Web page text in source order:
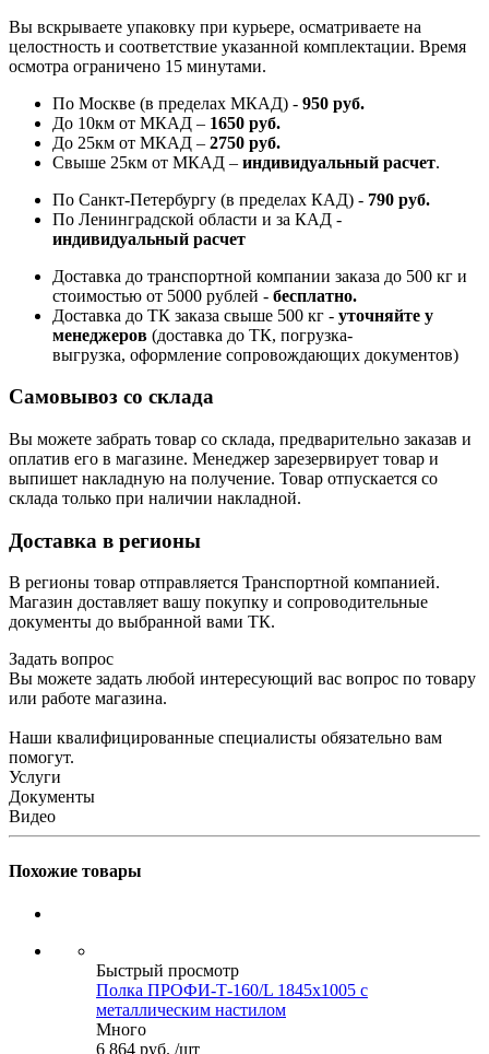
Вы вскрываете упаковку при курьере, осматриваете на
целостность и соответствие указанной комплектации. Время
осмотра ограничено 15 минутами.
По Москве (в пределах МКАД) - 950 руб.
До 10км от МКАД – 1650 руб.
До 25км от МКАД – 2750 руб.
Свыше 25км от МКАД – индивидуальный расчет.
По Санкт-Петербургу (в пределах КАД) - 790 руб.
По Ленинградской области и за КАД -
индивидуальный расчет
Доставка до транспортной компании заказа до 500 кг и
стоимостью от 5000 рублей - бесплатно.
Доставка до ТК заказа свыше 500 кг - уточняйте у
менеджеров (доставка до ТК, погрузка-
выгрузка, оформление сопровождающих документов)
Самовывоз со склада
Вы можете забрать товар со склада, предварительно заказав и
оплатив его в магазине. Менеджер зарезервирует товар и
выпишет накладную на получение. Товар отпускается со
склада только при наличии накладной.
Доставка в регионы
В регионы товар отправляется Транспортной компанией.
Магазин доставляет вашу покупку и сопроводительные
документы до выбранной вами ТК.
Задать вопрос
Вы можете задать любой интересующий вас вопрос по товару
или работе магазина.
Наши квалифицированные специалисты обязательно вам
помогут.
Услуги
Документы
Видео
Похожие товары
Быстрый просмотр
Полка ПРОФИ-Т-160/L 1845x1005 с
металлическим настилом
Много
6 864 руб. /шт